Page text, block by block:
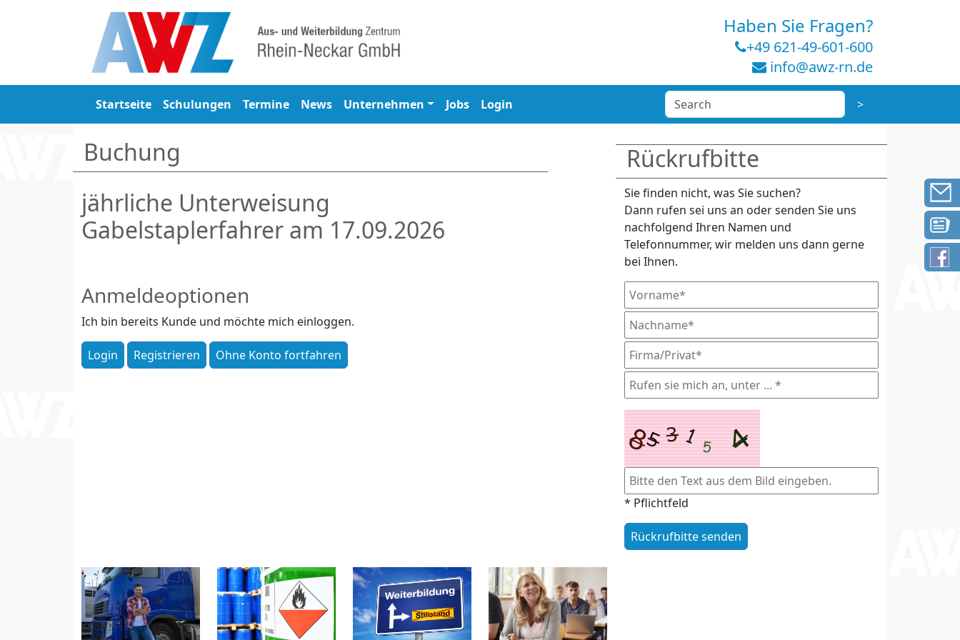
Haben Sie Fragen?
+49 621-49-601-600
info@awz-rn.de
Startseite Schulungen Termine News Unternehmen Jobs Login
Buchung
jährliche Unterweisung
Gabelstaplerfahrer am 17.09.2026
Anmeldeoptionen
Ich bin bereits Kunde und möchte mich einloggen.
Rückrufbitte
Sie finden nicht, was Sie suchen?
Dann rufen sei uns an oder senden Sie uns
nachfolgend Ihren Namen und
Telefonnummer, wir melden uns dann gerne
bei Ihnen.
* Pflichtfeld